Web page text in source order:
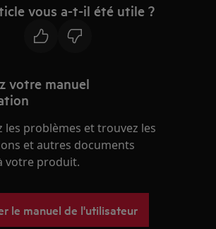
vous a-t-il été utile ?
votre manuel
les problèmes et trouvez les
et autres documents
votre produit.
le manuel de l'utilisateur